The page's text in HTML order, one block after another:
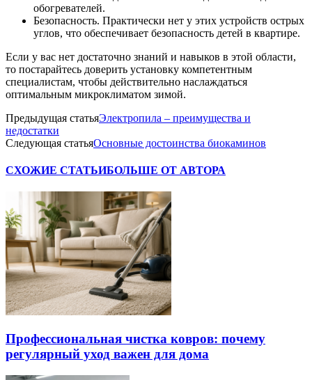
обогревателей.
Безопасность. Практически нет у этих устройств острых
углов, что обеспечивает безопасность детей в квартире.
Если у вас нет достаточно знаний и навыков в этой области,
то постарайтесь доверить установку компетентным
специалистам, чтобы действительно наслаждаться
оптимальным микроклиматом зимой.
Предыдущая статьяЭлектропила – преимущества и
недостатки
Следующая статьяОсновные достоинства биокаминов
СХОЖИЕ СТАТЬИБОЛЬШЕ ОТ АВТОРА
Профессиональная чистка ковров: почему
регулярный уход важен для дома